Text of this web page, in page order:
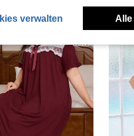
verwalten Alle